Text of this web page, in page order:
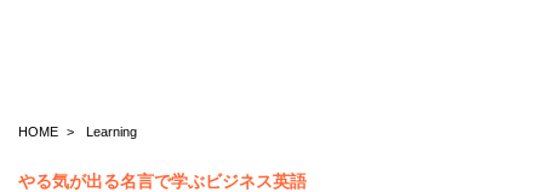
HOME Learning
やる気が出る名言で学ぶビジネス英語